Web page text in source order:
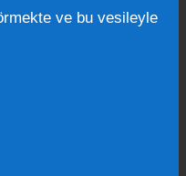
ve bu vesileyle